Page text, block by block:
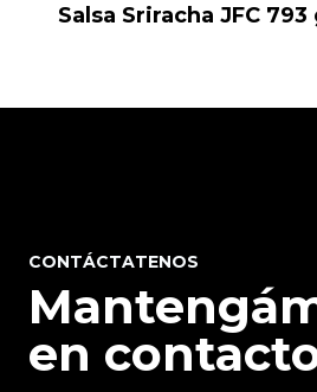
Salsa Sriracha JFC 793
CONTÁCTATENOS
en